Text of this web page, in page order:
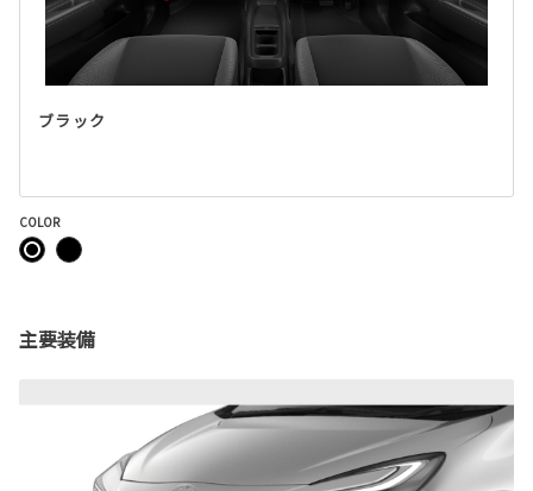
ブラック
COLOR
主要装備